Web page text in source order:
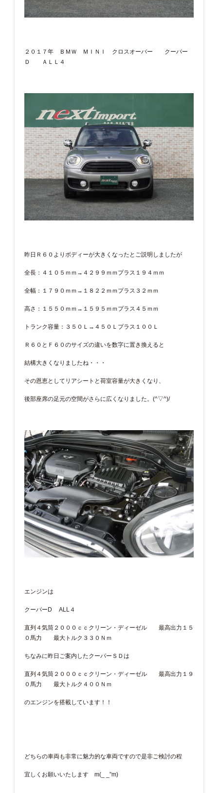
２０１７年 ＢＭＷ ＭＩＮＩ クロスオーバー クーパー
Ｄ ＡＬＬ４
昨日Ｒ６０よりボディーが大きくなったとご説明しましたが
全長：４１０５ｍｍ→４２９９ｍｍプラス１９４ｍｍ
全幅：１７９０ｍｍ→１８２２ｍｍプラス３２ｍｍ
高さ：１５５０ｍｍ→１５９５ｍｍプラス４５ｍｍ
トランク容量：３５０Ｌ→４５０Ｌプラス１００Ｌ
Ｒ６０とＦ６０のサイズの違いを数字に置き換えると
結構大きくなりましたね・・・
その恩恵としてリアシートと荷室容量が大きくなり、
後部座席の足元の空間がさらに広くなりました。(^▽^)/
エンジンは
クーパーD ALL４
直列４気筒２０００ｃｃクリーン・ディーゼル 最高出力１５
０馬力 最大トルク３３０Ｎｍ
ちなみに昨日ご案内したクーパーＳＤは
直列４気筒２０００ｃｃクリーン・ディーゼル 最高出力１９
０馬力 最大トルク４００Ｎｍ
のエンジンを搭載しています！！
どちらの車両も非常に魅力的な車両ですので是非ご検討の程
宜しくお願いいたします m(_ _”m)